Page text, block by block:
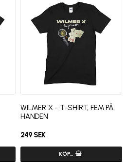
WILMER X - T-SHIRT, FEM PÅ
HANDEN
249 SEK
KÖP…